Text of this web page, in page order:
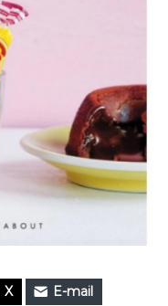
X
E-mail